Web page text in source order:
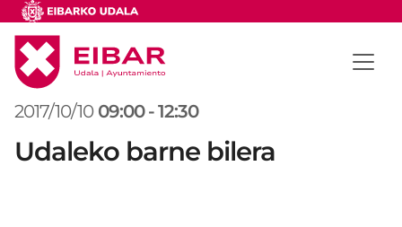
2017/10/10 09:00 -12:30
Udaleko barne bilera